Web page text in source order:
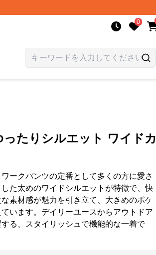
0
ったりシルエット ワイドカ
ークパンツの定番として多くの方に愛さ
た太めのワイドシルエットが特徴で、快
素材感が魅力を引き立て、大きめのポケ
います。デイリーユースからアウトドア
る、スタイリッシュで機能的な一着で